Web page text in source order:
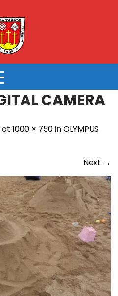
CAMERA
at 1000 × 750inOLYMPUS
Next →